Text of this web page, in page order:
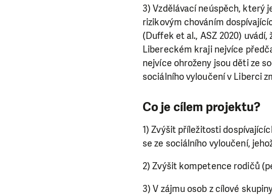
3) Vzdělávací neúspěch, který
rizikovým chováním
(Duffek et al., ASZ 2020)
Libereckém kraji nejvíce
nejvíce ohroženy jsou děti ze
sociálního vyloučení v Liberci
Co je cílem projektu?
1) Zvýšit příležitosti
se ze sociálního vyloučení,
2) Zvýšit kompetence rodičů
3) V zájmu osob z cílové